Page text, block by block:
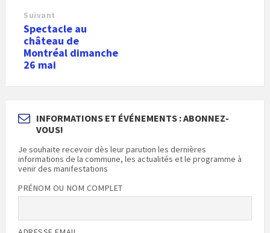
Suivant
Spectacle au
château de
Montréal dimanche
26 mai
INFORMATIONS ET ÉVÉNEMENTS : ABONNEZ-
VOUS!
Je souhaite recevoir dès leur parution les dernières
informations de la commune, les actualités et le programme à
venir des manifestations
PRÉNOM OU NOM COMPLET